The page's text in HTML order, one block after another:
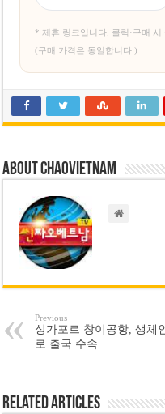
* 제휴 링크입니다. 클릭·구매
(구매 가격은 동일합니다.)
About chaovietnam
Previous
싱가포르 창이공항, 생체
로 출국 수속
Related Articles